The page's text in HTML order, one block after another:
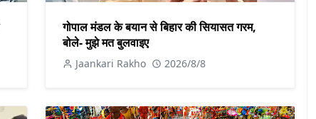
गोपाल मंडल के बयान से बिहार की सियासत गरम,
बोले- मुझे मत बुलवाइए
Jaankari Rakho 2026/8/8